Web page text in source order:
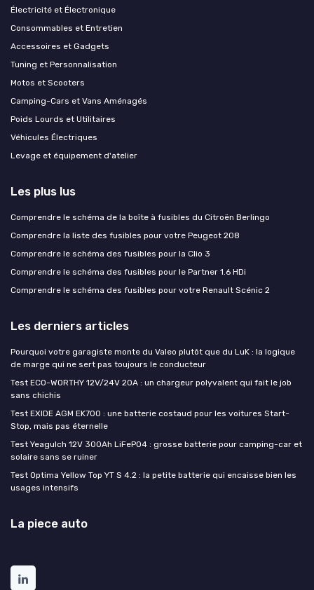
Électricité et Électronique
Consommables et Entretien
Accessoires et Gadgets
Tuning et Personnalisation
Motos et Scooters
Camping-Cars et Vans Aménagés
Poids Lourds et Utilitaires
Véhicules Électriques
Levage et équipement d'atelier
Les plus lus
Comprendre le schéma de la boîte à fusibles du Citroën Berlingo
Comprendre la liste des fusibles pour votre Peugeot 208
Comprendre le schéma des fusibles pour la Clio 3
Comprendre le schéma des fusibles pour le Partner 1.6 HDi
Comprendre le schéma des fusibles pour votre Renault Scénic 2
Les derniers articles
Pourquoi votre garagiste monte du Valeo plutôt que du LuK : la logique
de marge qui ne sert pas toujours le conducteur
Test ECO-WORTHY 12V/24V 20A : un chargeur polyvalent qui fait le job
sans chichis
Test EXIDE AGM EK700 : une batterie costaud pour les voitures Start-
Stop, mais pas éternelle
Test Yeagulch 12V 300Ah LiFePO4 : grosse batterie pour camping-car et
solaire sans se ruiner
Test Optima Yellow Top YT S 4.2 : la petite batterie qui encaisse bien les
usages intensifs
La piece auto